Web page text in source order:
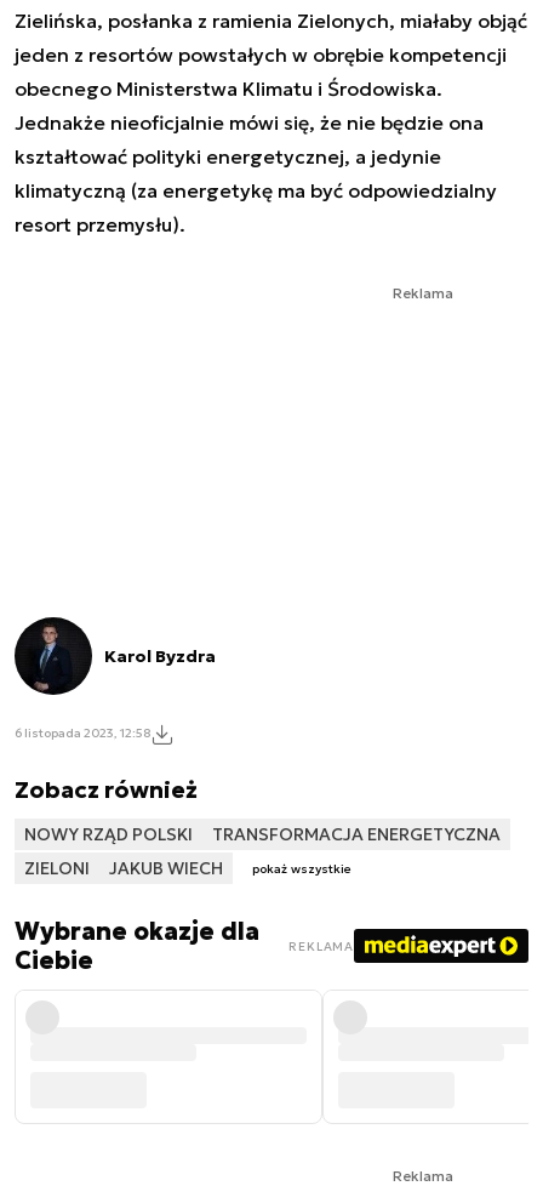
Zielińska, posłanka z ramienia Zielonych, miałaby objąć
jeden z resortów powstałych w obrębie kompetencji
obecnego Ministerstwa Klimatu i Środowiska.
Jednakże nieoficjalnie mówi się, że nie będzie ona
kształtować polityki energetycznej, a jedynie
klimatyczną (za energetykę ma być odpowiedzialny
resort przemysłu).
Reklama
Karol Byzdra
6 listopada 2023, 12:58
Zobacz również
NOWY RZĄD POLSKI
TRANSFORMACJA ENERGETYCZNA
ZIELONI
JAKUB WIECH pokaż wszystkie
Wybrane okazje dla
Ciebie
REKLAMA
Reklama